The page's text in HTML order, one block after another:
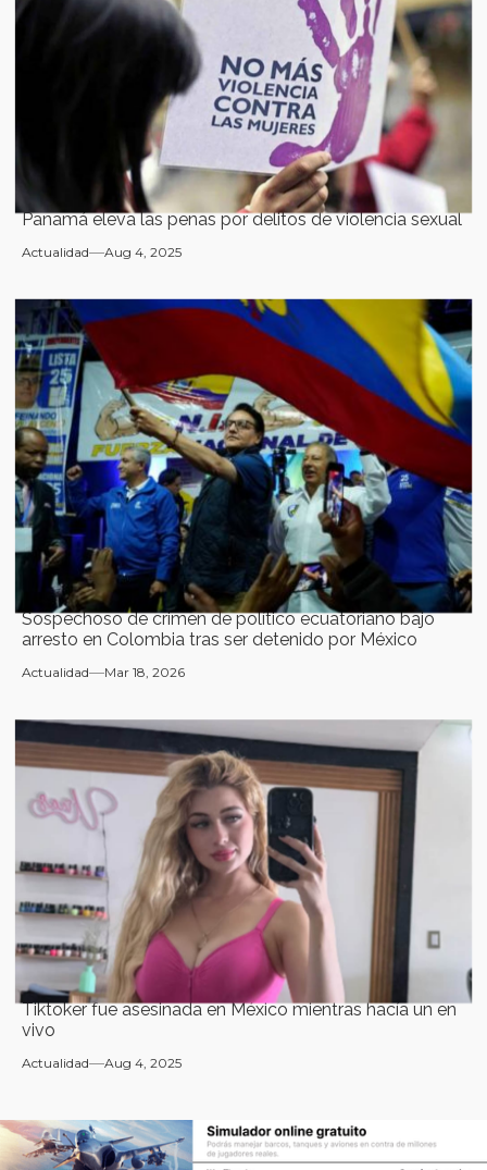
Panamá eleva las penas por delitos de violencia sexual
Actualidad Aug 4, 2025
Sospechoso de crimen de político ecuatoriano bajo
arresto en Colombia tras ser detenido por México
Actualidad Mar 18, 2026
Tiktoker fue asesinada en México mientras hacía un en
vivo
Actualidad Aug 4, 2025